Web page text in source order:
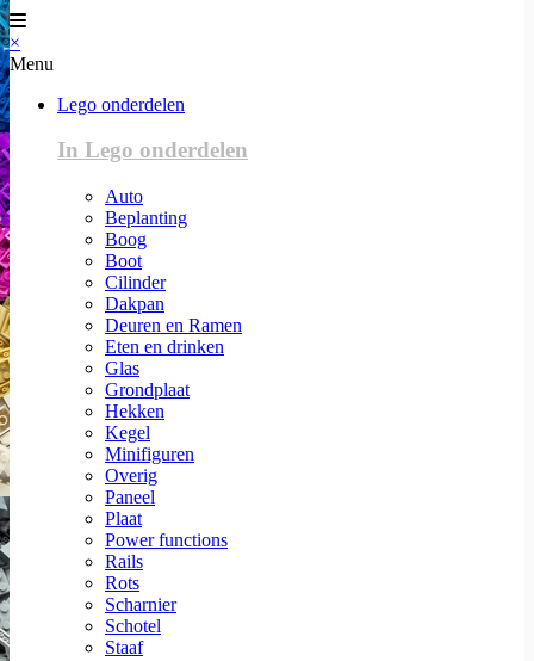
×
Menu
Lego onderdelen
In Lego onderdelen
Auto
Beplanting
Boog
Boot
Cilinder
Dakpan
Deuren en Ramen
Eten en drinken
Glas
Grondplaat
Hekken
Kegel
Minifiguren
Overig
Paneel
Plaat
Power functions
Rails
Rots
Scharnier
Schotel
Staaf